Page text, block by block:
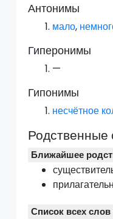
Антонимы
мало,
Гиперонимы
—
Гипонимы
несчётное
Родственные
Ближайшее
Список всех